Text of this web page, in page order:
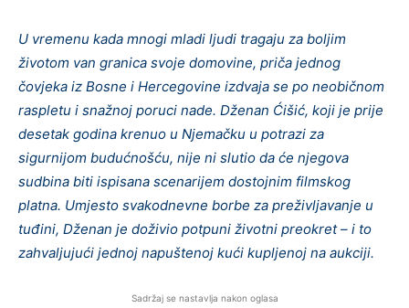
U vremenu kada mnogi mladi ljudi tragaju za boljim
životom van granica svoje domovine, priča jednog
čovjeka iz Bosne i Hercegovine izdvaja se po neobičnom
raspletu i snažnoj poruci nade. Dženan Ćišić, koji je prije
desetak godina krenuo u Njemačku u potrazi za
sigurnijom budućnošću, nije ni slutio da će njegova
sudbina biti ispisana scenarijem dostojnim filmskog
platna. Umjesto svakodnevne borbe za preživljavanje u
tuđini, Dženan je doživio potpuni životni preokret – i to
zahvaljujući jednoj napuštenoj kući kupljenoj na aukciji.
Sadržaj se nastavlja nakon oglasa